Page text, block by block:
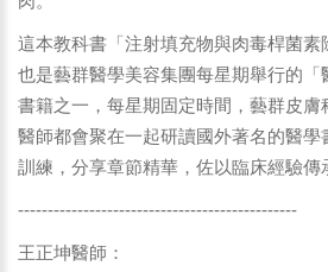
這本教科書「注射填充物與肉毒桿菌素
也是藝群醫學美容集團每星期舉行的「
書籍之一，每星期固定時間，藝群皮膚
醫師都會聚在一起研讀國外著名的醫
訓練，分享章節精華，佐以臨床經驗傳
-----------------------------------------------
王正坤醫師：